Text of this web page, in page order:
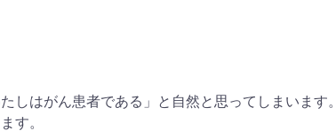
しはがん患者である」と自然と思ってしまいます。
す。